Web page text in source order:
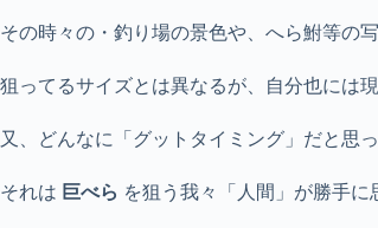
その時々の・釣り場の景色や、へら鮒等の
狙ってるサイズとは異なるが、自分也には
又、どんなに「グットタイミング」だと思
それは 巨べら を狙う我々「人間」が勝手に